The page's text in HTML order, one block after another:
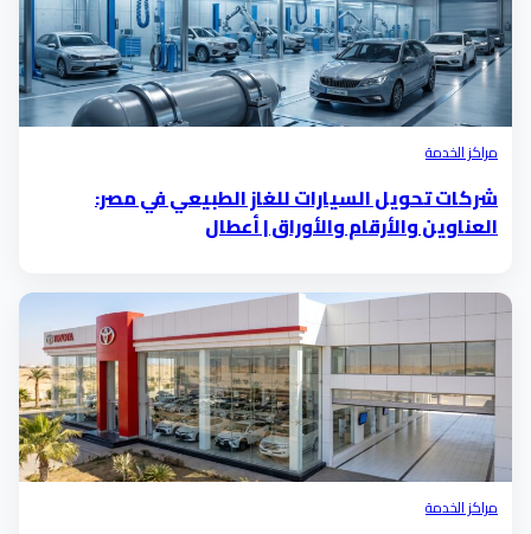
مراكز الخدمة
شركات تحويل السيارات للغاز الطبيعي في مصر:
العناوين والأرقام والأوراق | أعطال
مراكز الخدمة